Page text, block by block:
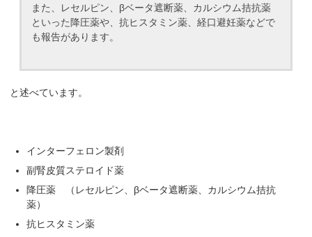
また、レセルピン、βベータ遮断薬、カルシウム拮抗薬
といった降圧薬や、抗ヒスタミン薬、経口避妊薬などで
も報告があります。
と述べています。
インターフェロン製剤
副腎皮質ステロイド薬
降圧薬 （レセルピン、βベータ遮断薬、カルシウム拮抗
薬）
抗ヒスタミン薬